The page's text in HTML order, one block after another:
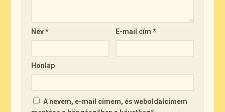
Név* E-mail cím*
Honlap
A nevem, e-mail címem, és weboldalcímem